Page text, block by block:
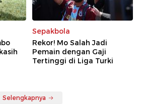
Sepakbola
Rekor! Mo Salah Jadi
Pemain dengan Gaji
Tertinggi di Liga Turki
Selengkapnya